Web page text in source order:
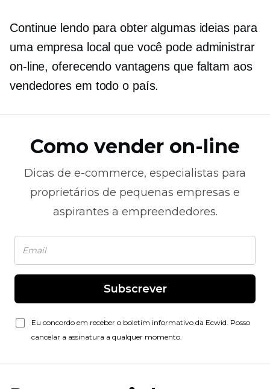
Continue lendo para obter algumas ideias para
uma empresa local que você pode administrar
on-line, oferecendo vantagens que faltam aos
vendedores em todo o país.
Como vender on-line
Dicas de e-commerce, especialistas para
proprietários de pequenas empresas e
aspirantes a empreendedores.
Subscrever
Eu concordo em receber o boletim informativo da Ecwid. Posso
cancelar a assinatura a qualquer momento.